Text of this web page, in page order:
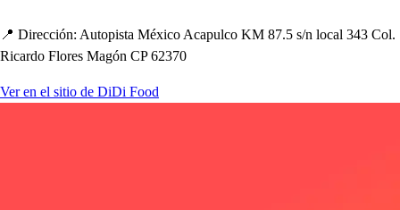
📍 Dirección: Autopista México Acapulco KM 87.5 s/n local 343 Col.
Ricardo Flores Magón CP 62370
Ver en el sitio de DiDi Food